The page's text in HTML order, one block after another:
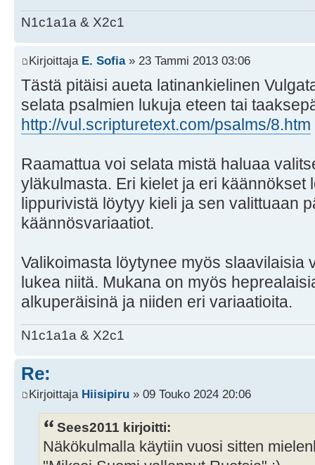
N1c1a1a & X2c1
Kirjoittaja E. Sofia» 23 Tammi 2013 03:06
Tästä pitäisi aueta latinankielinen
selata psalmien lukuja eteen tai
http://vul.scripturetext.com/psalms/8.htm
Raamattua voi selata mistä haluaa
yläkulmasta. Eri kielet ja eri käännökset
lippurivistä löytyy kieli ja sen valittuaan
käännösvariaatiot.
Valikoimasta löytynee myös slaavilaisia
lukea niitä. Mukana on myös
alkuperäisinä ja niiden eri variaatioita.
N1c1a1a & X2c1
Re:
Kirjoittaja Hiisipiru » 09 Touko 2024 20:06
Sees2011 kirjoitti:
Näkökulmalla käytiin vuosi sitten